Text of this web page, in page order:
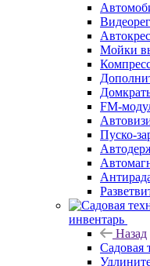
Мойки
FM-
Пуско-
инвентарь
Назад
Садовая